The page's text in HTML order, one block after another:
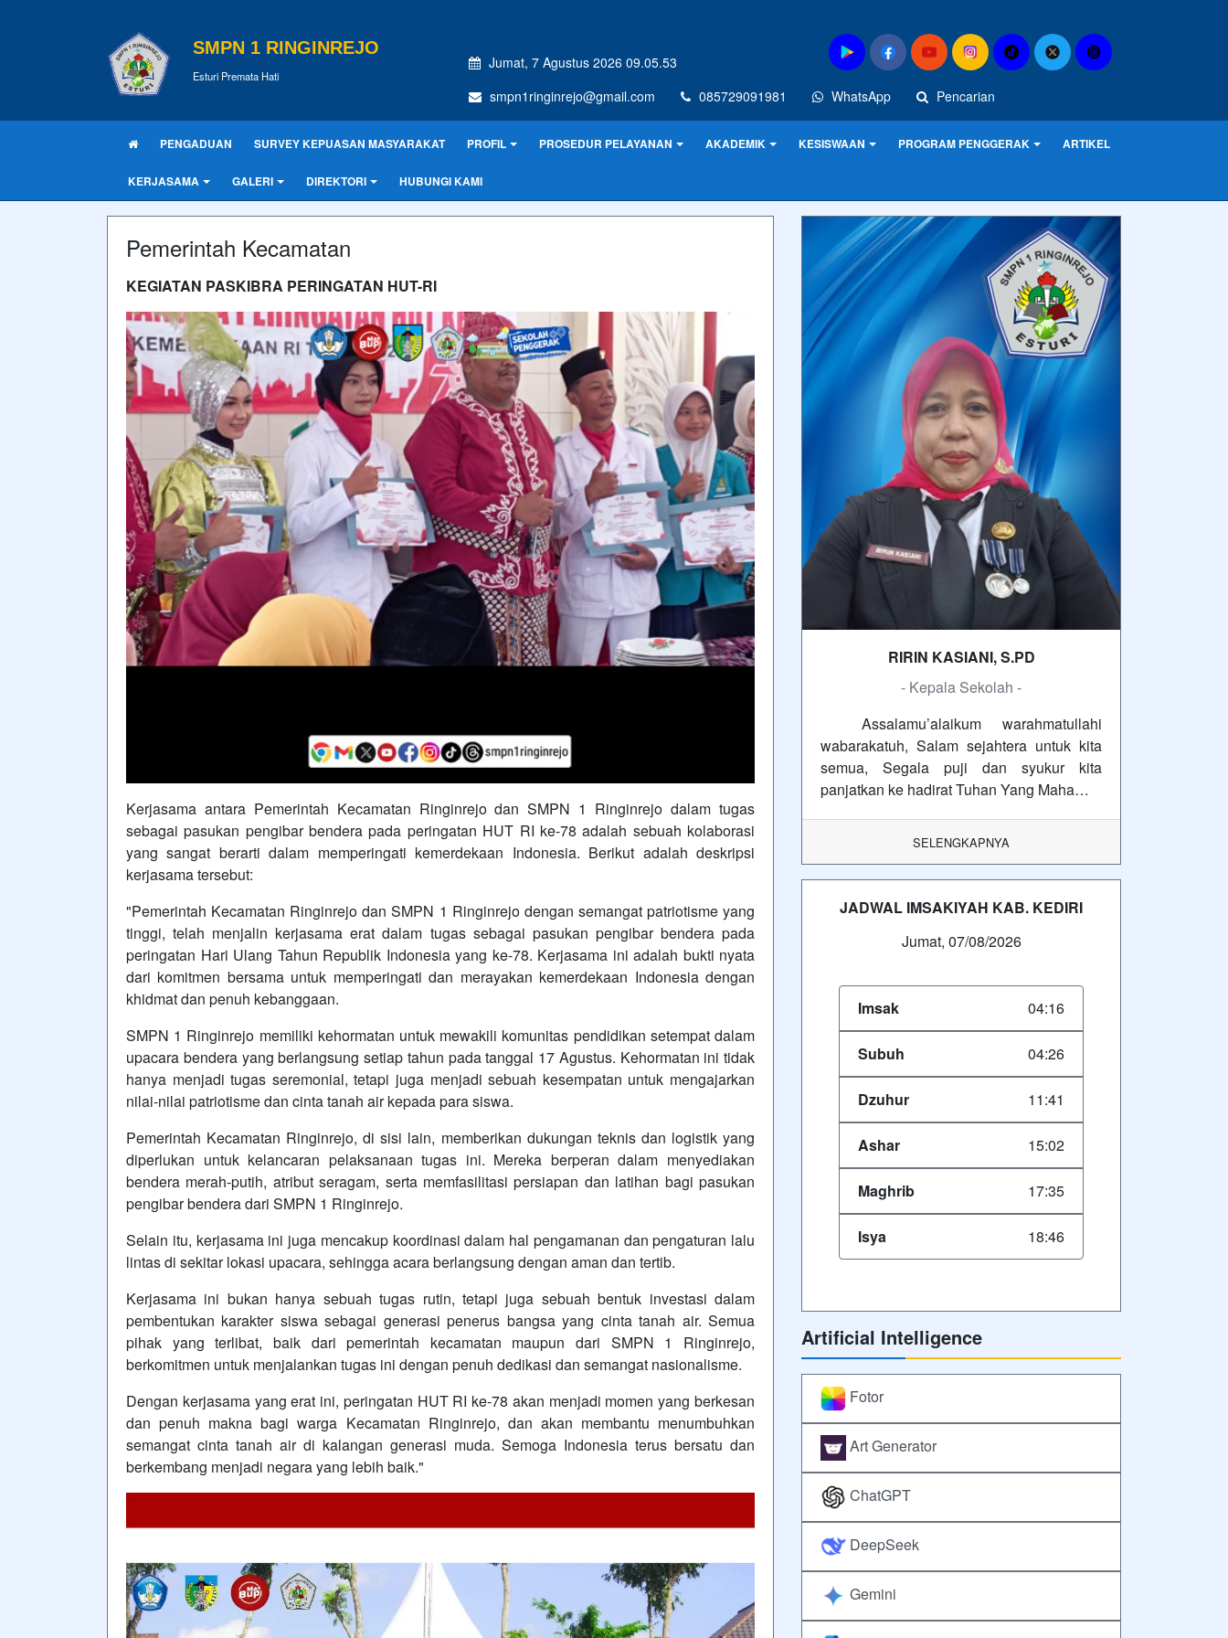
SMPN 1 RINGINREJO
Esturi Premata Hati
Jumat, 7 Agustus 2026 09.05.53
smpn1ringinrejo@gmail.com
085729091981 WhatsApp Pencarian
PENGADUAN SURVEY KEPUASAN MASYARAKAT PROFIL PROSEDUR PELAYANAN AKADEMIK KESISWAAN PROGRAM PENGGERAK ARTIKEL
KERJASAMA GALERI DIREKTORI HUBUNGI KAMI
Pemerintah Kecamatan
KEGIATAN PASKIBRA PERINGATAN HUT-RI
Kerjasama antara Pemerintah Kecamatan Ringinrejo dan SMPN 1 Ringinrejo dalam tugas
sebagai pasukan pengibar bendera pada peringatan HUT RI ke-78 adalah sebuah kolaborasi
yang sangat berarti dalam memperingati kemerdekaan Indonesia. Berikut adalah deskripsi
kerjasama tersebut:
"Pemerintah Kecamatan Ringinrejo dan SMPN 1 Ringinrejo dengan semangat patriotisme yang
tinggi, telah menjalin kerjasama erat dalam tugas sebagai pasukan pengibar bendera pada
peringatan Hari Ulang Tahun Republik Indonesia yang ke-78. Kerjasama ini adalah bukti nyata
dari komitmen bersama untuk memperingati dan merayakan kemerdekaan Indonesia dengan
khidmat dan penuh kebanggaan.
SMPN 1 Ringinrejo memiliki kehormatan untuk mewakili komunitas pendidikan setempat dalam
upacara bendera yang berlangsung setiap tahun pada tanggal 17 Agustus. Kehormatan ini tidak
hanya menjadi tugas seremonial, tetapi juga menjadi sebuah kesempatan untuk mengajarkan
nilai-nilai patriotisme dan cinta tanah air kepada para siswa.
Pemerintah Kecamatan Ringinrejo, di sisi lain, memberikan dukungan teknis dan logistik yang
diperlukan untuk kelancaran pelaksanaan tugas ini. Mereka berperan dalam menyediakan
bendera merah-putih, atribut seragam, serta memfasilitasi persiapan dan latihan bagi pasukan
pengibar bendera dari SMPN 1 Ringinrejo.
Selain itu, kerjasama ini juga mencakup koordinasi dalam hal pengamanan dan pengaturan lalu
lintas di sekitar lokasi upacara, sehingga acara berlangsung dengan aman dan tertib.
Kerjasama ini bukan hanya sebuah tugas rutin, tetapi juga sebuah bentuk investasi dalam
pembentukan karakter siswa sebagai generasi penerus bangsa yang cinta tanah air. Semua
pihak yang terlibat, baik dari pemerintah kecamatan maupun dari SMPN 1 Ringinrejo,
berkomitmen untuk menjalankan tugas ini dengan penuh dedikasi dan semangat nasionalisme.
Dengan kerjasama yang erat ini, peringatan HUT RI ke-78 akan menjadi momen yang berkesan
dan penuh makna bagi warga Kecamatan Ringinrejo, dan akan membantu menumbuhkan
semangat cinta tanah air di kalangan generasi muda. Semoga Indonesia terus bersatu dan
berkembang menjadi negara yang lebih baik."
RIRIN KASIANI, S.PD
- Kepala Sekolah -
Assalamu’alaikum warahmatullahi
wabarakatuh, Salam sejahtera untuk kita
semua, Segala puji dan syukur kita
panjatkan ke hadirat Tuhan Yang Maha…
SELENGKAPNYA
JADWAL IMSAKIYAH KAB. KEDIRI
Jumat, 07/08/2026
Imsak 04:16
Subuh 04:26
Dzuhur 11:41
Ashar 15:02
Maghrib 17:35
Isya 18:46
Artificial Intelligence
Fotor
Art Generator
ChatGPT
DeepSeek
Gemini